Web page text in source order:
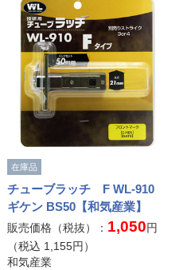
在庫品
チューブラッチ F WL-910
ギケン BS50【和気産業】
販売価格（税抜）： 1,050円
（税込 1,155円）
和気産業